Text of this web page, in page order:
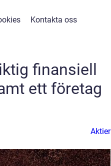
Kontakta oss
finansiell
ett företag
Aktier